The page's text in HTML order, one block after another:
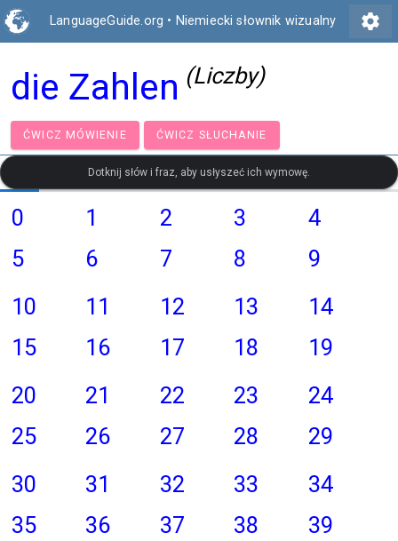
LanguageGuide.org • Niemiecki słownik wizualny settings
die Zahlen (Liczby)
ĆWICZ MÓWIENIE ĆWICZ SŁUCHANIE
Dotknij słów i fraz, aby usłyszeć ich wymowę.
0 1 2 3
4
5
6 7 8
9
10
11 12 13
14
15
16 17 18
19
20
21 22 23
24
25
26 27 28
29
30
31 32 33
34
35
36 37 38
39